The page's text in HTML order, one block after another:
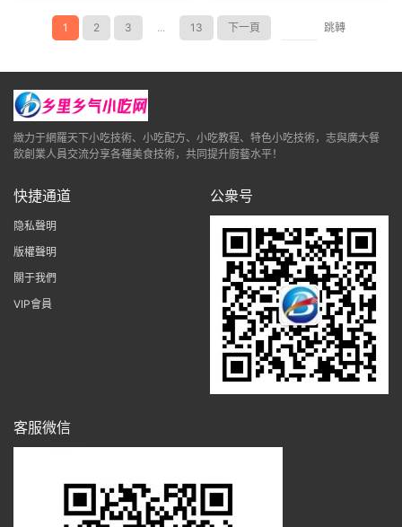
1 2 3 ... 13 下一頁 跳轉
緻力于網羅天下小吃技術、小吃配方、小吃教程、特色小吃技術，志與廣大餐
飲創業人員交流分享各種美食技術，共同提升廚藝水平！
快捷通道
隐私聲明
版權聲明
關于我們
VIP會員
公衆号
客服微信